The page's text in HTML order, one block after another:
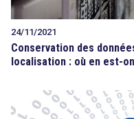
24/11/2021
Conservation des
localisation : où en est-